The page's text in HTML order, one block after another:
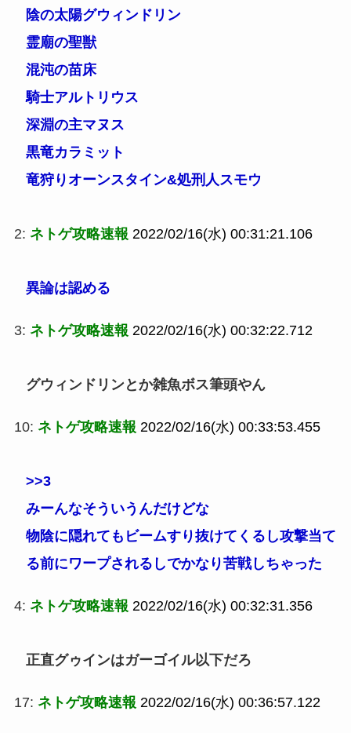
陰の太陽グウィンドリン
霊廟の聖獣
混沌の苗床
騎士アルトリウス
深淵の主マヌス
黒竜カラミット
竜狩りオーンスタイン&処刑人スモウ
2: ネトゲ攻略速報 2022/02/16(水) 00:31:21.106
異論は認める
3: ネトゲ攻略速報 2022/02/16(水) 00:32:22.712
グウィンドリンとか雑魚ボス筆頭やん
10: ネトゲ攻略速報 2022/02/16(水) 00:33:53.455
>>3
みーんなそういうんだけどな
物陰に隠れてもビームすり抜けてくるし攻撃当て
る前にワープされるしでかなり苦戦しちゃった
4: ネトゲ攻略速報 2022/02/16(水) 00:32:31.356
正直グゥインはガーゴイル以下だろ
17: ネトゲ攻略速報 2022/02/16(水) 00:36:57.122